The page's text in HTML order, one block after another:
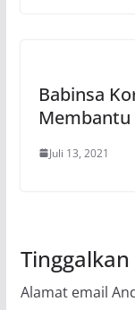
Babinsa
Membantu
Juli 13, 2021
Alamat email